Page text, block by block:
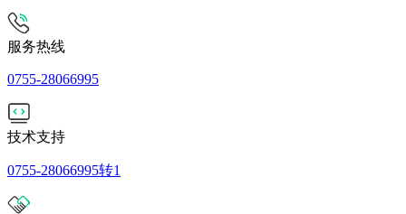
服务热线
0755-28066995
技术支持
0755-28066995转1